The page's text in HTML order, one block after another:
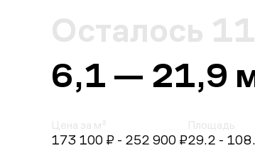
Осталось
6,1 — 21,9
Цена за м²
173 100 ₽ - 252 900 ₽
Площадь
29.2 -